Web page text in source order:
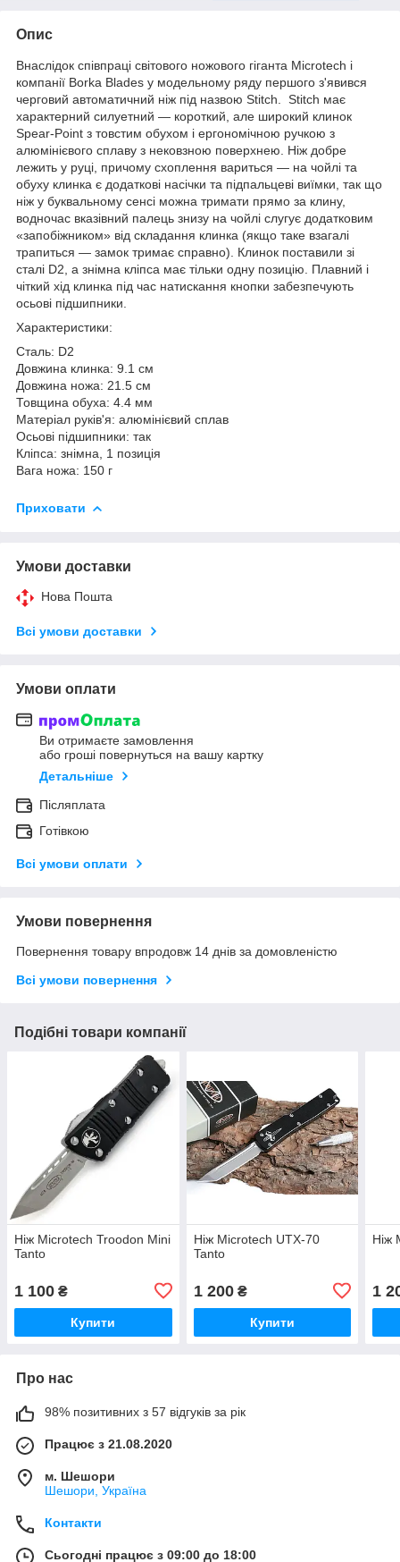
Опис
Внаслідок співпраці світового ножового гіганта Microtech і
компанії Borka Blades у модельному ряду першого з'явився
черговий автоматичний ніж під назвою Stitch. Stitch має
характерний силуетний — короткий, але широкий клинок
Spear-Point з товстим обухом і ергономічною ручкою з
алюмінієвого сплаву з нековзною поверхнею. Ніж добре
лежить у руці, причому схоплення вариться — на чойлі та
обуху клинка є додаткові насічки та підпальцеві виїмки, так що
ніж у буквальному сенсі можна тримати прямо за клину,
водночас вказівний палець знизу на чойлі слугує додатковим
«запобіжником» від складання клинка (якщо таке взагалі
трапиться — замок тримає справно). Клинок поставили зі
сталі D2, а знімна кліпса має тільки одну позицію. Плавний і
чіткий хід клинка під час натискання кнопки забезпечують
осьові підшипники.
Характеристики:
Сталь: D2
Довжина клинка: 9.1 см
Довжина ножа: 21.5 см
Товщина обуха: 4.4 мм
Матеріал руків'я: алюмінієвий сплав
Осьові підшипники: так
Кліпса: знімна, 1 позиція
Вага ножа: 150 г
Приховати
Умови доставки
Нова Пошта
Всі умови доставки
Умови оплати
Ви отримаєте замовлення
або гроші повернуться на вашу картку
Детальніше
Післяплата
Готівкою
Всі умови оплати
Умови повернення
Повернення товару впродовж 14 днів за домовленістю
Всі умови повернення
Подібні товари компанії
Ніж Microtech Troodon Mini
Tanto
1 100 ₴
Купити
Ніж Microtech UTX-70
Tanto
1 200₴
Купити
Ніж
1
Про нас
98% позитивних з 57 відгуків за рік
Працює з 21.08.2020
м. Шешори
Шешори, Україна
Контакти
Сьогодні працює з 09:00 до 18:00